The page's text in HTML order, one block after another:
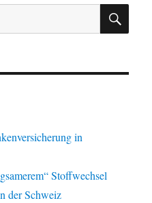
in
Stoffwechsel
der Schweiz